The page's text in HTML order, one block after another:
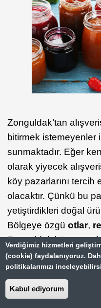
Zonguldak’tan
bitirmek istemeyenler
sunmaktadır. Eğer
olarak yiyecek
köy pazarlarını tercih
olacaktır. Çünkü bu
yetiştirdikleri doğal
Bölgeye özgü otlar,
Zonguldak köy
ürünler arasında yer
Zonguldak'ta yöreye
eşya alışverişleriniz
Verdiğimiz hizmetleri
(cookie) faydalanıyoruz.
politikalarımızı
Kabul ediyorum